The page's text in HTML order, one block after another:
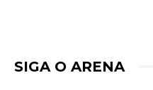
SIGA O ARENA